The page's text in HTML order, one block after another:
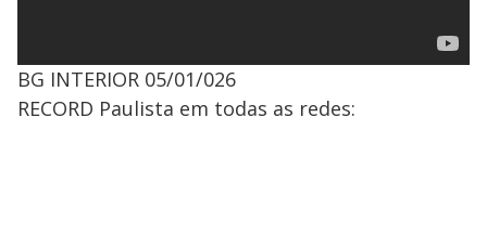
BG INTERIOR 05/01/026
RECORD Paulista em todas as redes: